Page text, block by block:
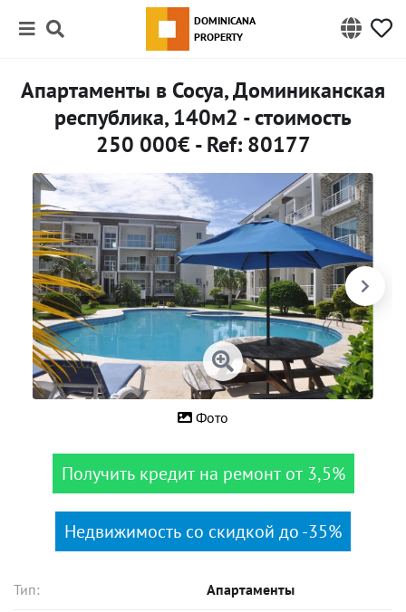
DOMINICANA
PROPERTY
Апартаменты в Сосуа, Доминиканская
республика, 140м2 - стоимость
250 000€ - Ref: 80177
Фото
Получить кредит на ремонт от 3,5%
Недвижимость со скидкой до -35%
Тип: Апартаменты